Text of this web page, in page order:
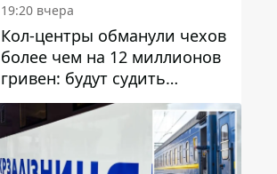
19:20 вчера
Кол-центры обманули чехов
более чем на 12 миллионов
гривен: будут судить
днепрянина,
организовавшего
транснациональную
преступную организацию